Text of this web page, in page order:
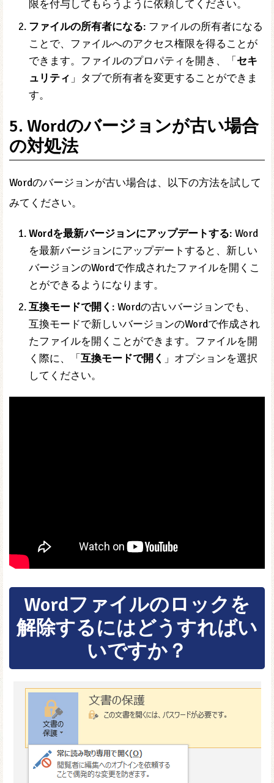
限を付与してもらうように依頼してください。
ファイルの所有者になる: ファイルの所有者になる
ことで、ファイルへのアクセス権限を得ることが
できます。ファイルのプロパティを開き、「セキ
ュリティ 」タブで所有者を変更することができま
す。
5. Wordのバージョンが古い場合
の対処法
Wordのバージョンが古い場合は、以下の方法を試して
みてください。
Wordを最新バージョンにアップデートする: Word
を最新バージョンにアップデートすると、新しい
バージョンのWordで作成されたファイルを開くこ
とができるようになります。
互換モードで開く : Wordの古いバージョンでも、
互換モードで新しいバージョンのWordで作成され
たファイルを開くことができます。ファイルを開
く際に、「 互換モードで開く 」オプションを選択
してください。
Wordファイルのロックを
解除するにはどうすればい
いですか？